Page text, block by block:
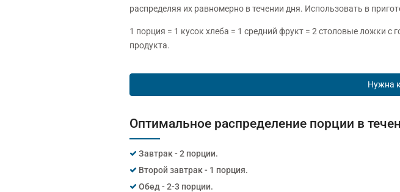
распределяя их равномерно в течении дня. Использовать в
1 порция = 1 кусок хлеба = 1 средний фрукт = 2 столовые ложки
продукта.
Нужна
Оптимальное распределение порции в
Завтрак - 2 порции.
Второй завтрак - 1 порция.
Обед - 2-3 порции.